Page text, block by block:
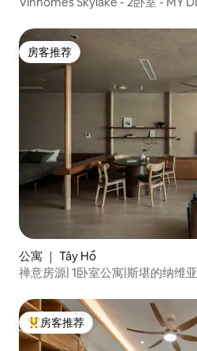
房客推荐
房客推荐
公寓 ｜ Tây Hồ
禅意房源| 1卧室公寓|斯堪的纳维
热门「房客推荐」
房客推荐